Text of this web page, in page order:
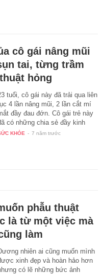
cô gái nâng mũi
tai, từng trầm
hỏng
tuổi, cô gái này đã trải qua liên
4 lần nâng mũi, 2 lần cắt mí
đầy đau đớn. Cô gái trẻ này
có những chia sẻ đầy kinh
KHỎE - 7 năm trước
phẫu thuật
là từ một việc mà
làm
nhiên ai cũng muốn mình
xinh đẹp và hoàn hảo hơn
có lẽ những bức ảnh